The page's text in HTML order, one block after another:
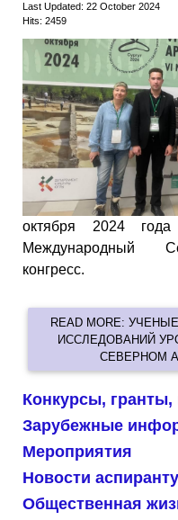
Last Updated: 22 October 2024
Hits: 2459
октября 2024
Международный
конгресс.
READ MORE:
ИССЛЕДОВАНИЙ
СЕВЕРНОМ
Конкурсы, гранты,
Зарубежные
Мероприятия
Новости
Общественная